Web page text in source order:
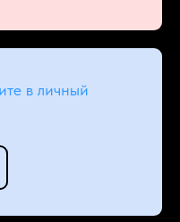
в личный